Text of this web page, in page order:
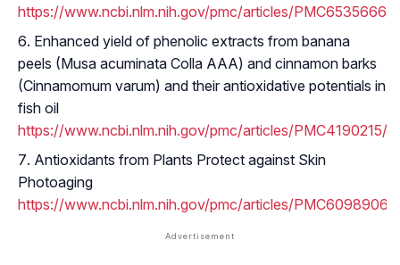
https://www.ncbi.nlm.nih.gov/pmc/articles/PMC6535666/
Enhanced yield of phenolic extracts from banana
peels (Musa acuminata Colla AAA) and cinnamon barks
(Cinnamomum varum) and their antioxidative potentials in
fish oil
https://www.ncbi.nlm.nih.gov/pmc/articles/PMC4190215/
Antioxidants from Plants Protect against Skin
Photoaging
https://www.ncbi.nlm.nih.gov/pmc/articles/PMC6098906/